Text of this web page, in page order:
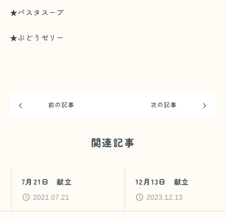
★パスタスープ
★ぶどうゼリー
前の記事 次の記事
関連記事
7月21日 献立
2021.07.21
12月13日 献立
2023.12.13